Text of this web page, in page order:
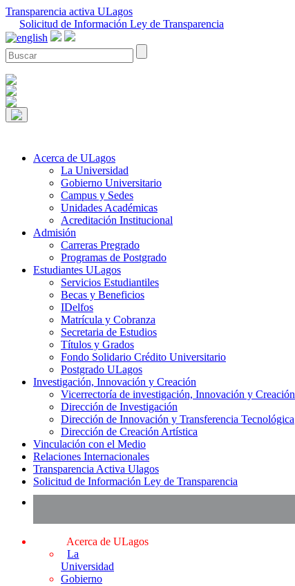
Transparencia activa ULagos
Solicitud de Información Ley de Transparencia
Acerca de ULagos
La Universidad
Gobierno Universitario
Campus y Sedes
Unidades Académicas
Acreditación Institucional
Admisión
Carreras Pregrado
Programas de Postgrado
Estudiantes ULagos
Servicios Estudiantiles
Becas y Beneficios
IDelfos
Matrícula y Cobranza
Secretaria de Estudios
Títulos y Grados
Fondo Solidario Crédito Universitario
Postgrado ULagos
Investigación, Innovación y Creación
Vicerrectoría de investigación, Innovación y Creación
Dirección de Investigación
Dirección de Innovación y Transferencia Tecnológica
Dirección de Creación Artística
Vinculación con el Medio
Relaciones Internacionales
Transparencia Activa Ulagos
Solicitud de Información Ley de Transparencia
Acerca de ULagos
La
Universidad
Gobierno